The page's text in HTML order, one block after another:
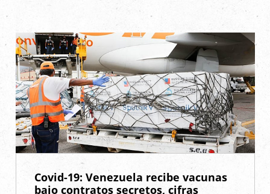
Covid-19: Venezuela recibe vacunas
bajo contratos secretos, cifras